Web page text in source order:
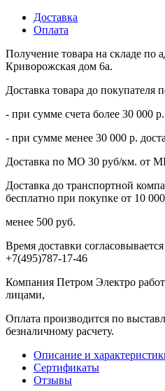
Доставка
Оплата
Получение товара на складе по
Криворожская дом 6а.
Доставка товара до покупателя
- при сумме счета более 30 000
- при сумме менее 30 000 р.
Доставка по МО 30 руб/км. от
Доставка до транспортной
бесплатно при покупке от 10
менее 500 руб.
Время доставки
+7(495)787-17-46
Компания Петром Электро
лицами,
Оплата производится по
безналичному расчету.
Описание и
Сертификаты
Отзывы